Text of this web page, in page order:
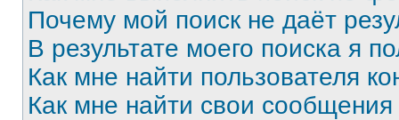
Почему мой поиск не даёт
В результате моего поиска я
Как мне найти пользователя
Как мне найти свои